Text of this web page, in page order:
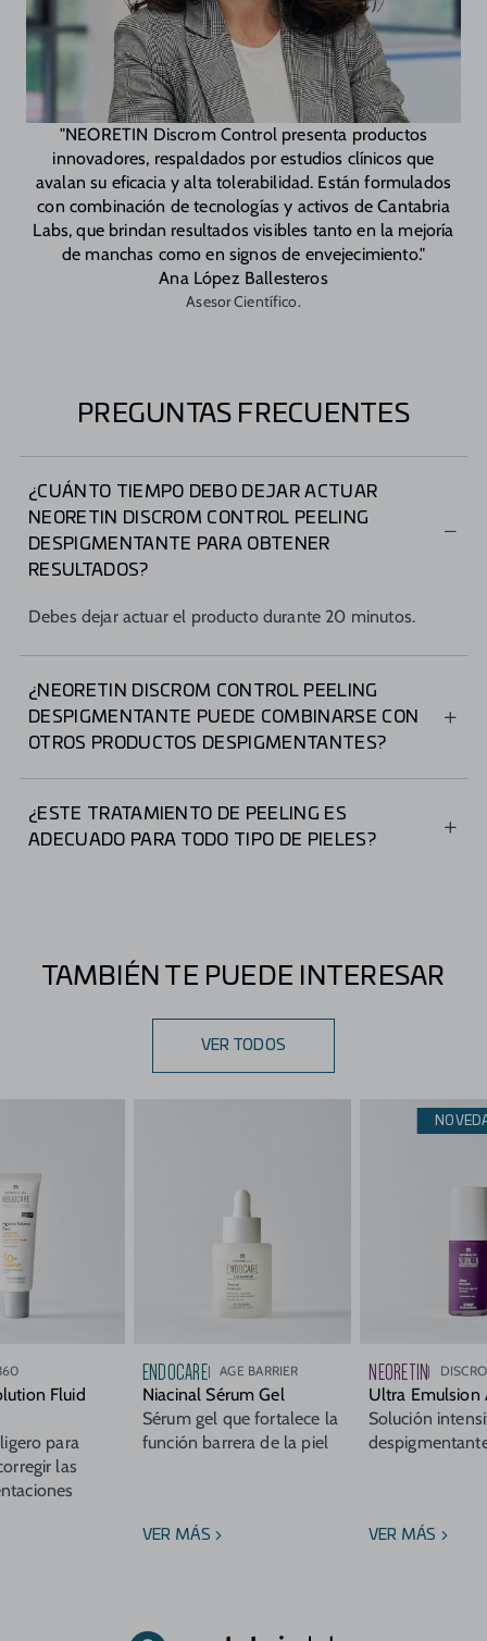
"NEORETIN Discrom Control presenta productos
innovadores, respaldados por estudios clínicos que
avalan su eficacia y alta tolerabilidad. Están formulados
con combinación de tecnologías y activos de Cantabria
Labs, que brindan resultados visibles tanto en la mejoría
de manchas como en signos de envejecimiento."
Ana López Ballesteros
Asesor Científico.
PREGUNTAS FRECUENTES
¿CUÁNTO TIEMPO DEBO DEJAR ACTUAR
NEORETIN DISCROM CONTROL PEELING
DESPIGMENTANTE PARA OBTENER
RESULTADOS?
Debes dejar actuar el producto durante 20 minutos.
¿NEORETIN DISCROM CONTROL PEELING
DESPIGMENTANTE PUEDE COMBINARSE CON
OTROS PRODUCTOS DESPIGMENTANTES?
despigmentantes complementarios.
¿ESTE TRATAMIENTO DE PEELING ES
ADECUADO PARA TODO TIPO DE PIELES?
alergias o irritaciones.
TAMBIÉN TE PUEDE INTERESAR
VER TODOS
Fluid
para
las
ENDOCARE AGE BARRIER
Niacinal Sérum Gel
Sérum gel que fortalece la
función barrera de la piel
VER MÁS
NEORETIN
Ultra Emulsion
Solución
VER MÁS